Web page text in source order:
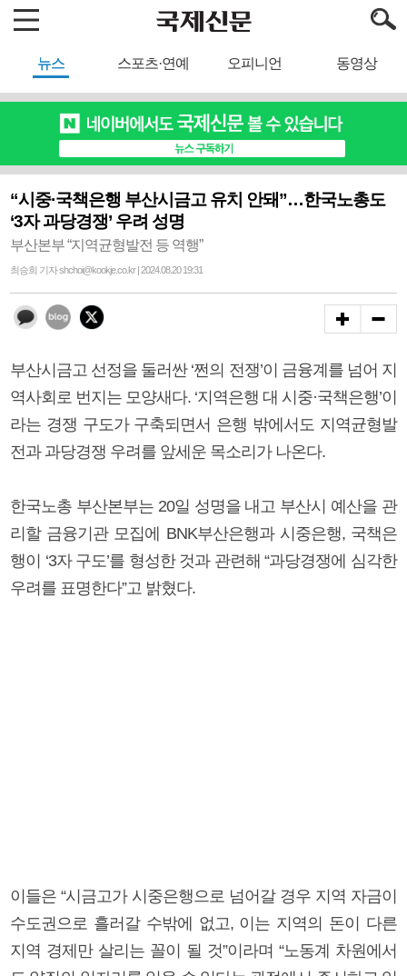
뉴스 스포츠·연예 오피니언 동영상
“시중·국책은행 부산시금고 유치 안돼”…한국노총도
‘3자 과당경쟁’ 우려 성명
부산본부 “지역균형발전 등 역행”
최승희 기자 shchoi@kookje.co.kr | 2024.08.20 19:31
부산시금고 선정을 둘러싼 ‘쩐의 전쟁’이 금융계를 넘어 지
역사회로 번지는 모양새다. ‘지역은행 대 시중·국책은행’이
라는 경쟁 구도가 구축되면서 은행 밖에서도 지역균형발
전과 과당경쟁 우려를 앞세운 목소리가 나온다.
한국노총 부산본부는 20일 성명을 내고 부산시 예산을 관
리할 금융기관 모집에 BNK부산은행과 시중은행, 국책은
행이 ‘3자 구도’를 형성한 것과 관련해 “과당경쟁에 심각한
우려를 표명한다”고 밝혔다.
이들은 “시금고가 시중은행으로 넘어갈 경우 지역 자금이
수도권으로 흘러갈 수밖에 없고, 이는 지역의 돈이 다른
지역 경제만 살리는 꼴이 될 것”이라며 “노동계 차원에서